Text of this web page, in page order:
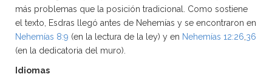
más problemas que la posición tradicional. Como sostiene
el texto, Esdras llegó antes de Nehemías y se encontraron en
Nehemías 8:9 (en la lectura de la ley) y en Nehemías 12:26 36
(en la dedicatoria del muro).
Idiomas